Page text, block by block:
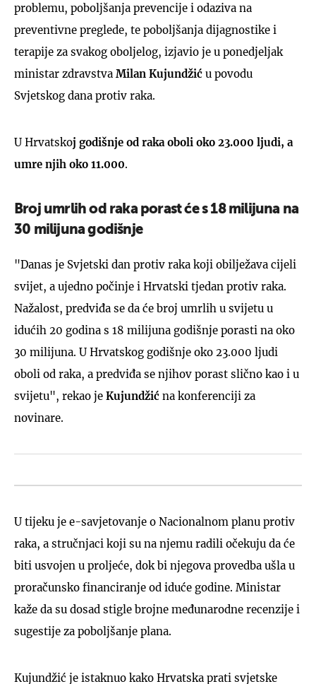
problemu, poboljšanja prevencije i odaziva na
preventivne preglede, te poboljšanja dijagnostike i
terapije za svakog oboljelog, izjavio je u ponedjeljak
ministar zdravstva Milan Kujundžić u povodu
Svjetskog dana protiv raka.
U Hrvatskoj godišnje od raka oboli oko 23.000 ljudi, a
umre njih oko 11.000.
Broj umrlih od raka porast će s 18 milijuna na
30 milijuna godišnje
"Danas je Svjetski dan protiv raka koji obilježava cijeli
svijet, a ujedno počinje i Hrvatski tjedan protiv raka.
Nažalost, predviđa se da će broj umrlih u svijetu u
idućih 20 godina s 18 milijuna godišnje porasti na oko
30 milijuna. U Hrvatskog godišnje oko 23.000 ljudi
oboli od raka, a predviđa se njihov porast slično kao i u
svijetu", rekao je Kujundžić na konferenciji za
novinare.
U tijeku je e-savjetovanje o Nacionalnom planu protiv
raka, a stručnjaci koji su na njemu radili očekuju da će
biti usvojen u proljeće, dok bi njegova provedba ušla u
proračunsko financiranje od iduće godine. Ministar
kaže da su dosad stigle brojne međunarodne recenzije i
sugestije za poboljšanje plana.
Kujundžić je istaknuo kako Hrvatska prati svjetske